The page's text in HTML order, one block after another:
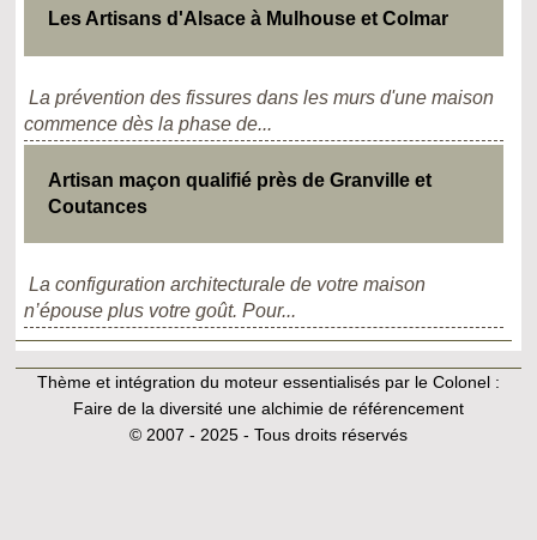
Les Artisans d'Alsace à Mulhouse et Colmar
La prévention des fissures dans les murs d'une maison
commence dès la phase de...
Artisan maçon qualifié près de Granville et
Coutances
La configuration architecturale de votre maison
n’épouse plus votre goût. Pour...
Thème et intégration du moteur essentialisés par le Colonel :
Faire de la diversité une alchimie de référencement
© 2007 - 2025 - Tous droits réservés